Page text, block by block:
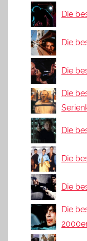
Die
Die
Die
Die
Die
Die
Die
Die